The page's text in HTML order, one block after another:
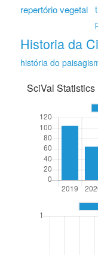
repertório vegetal
Historia da
história do
SciVal Statistics